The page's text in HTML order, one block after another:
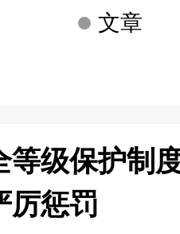
文章
等级保护制
厉惩罚